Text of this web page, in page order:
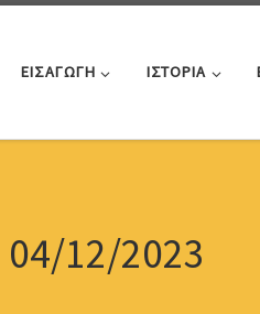
ΕΙΣΑΓΩΓΗ ΙΣΤΟΡΙΑ
04/12/2023